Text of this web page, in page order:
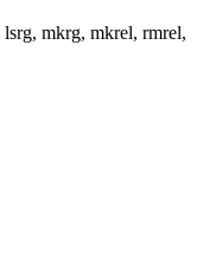
lsrg, mkrg, mkrel, rmrel,